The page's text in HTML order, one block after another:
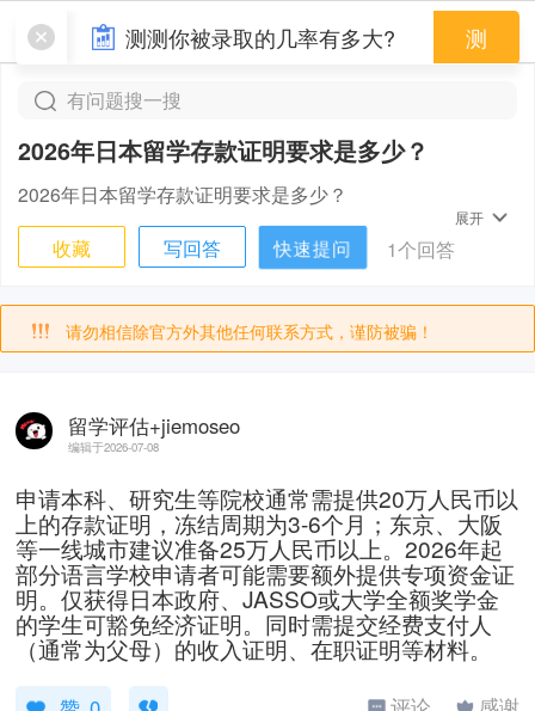
有问题搜一搜
2026年日本留学存款证明要求是多少？
2026年日本留学存款证明要求是多少？
展开
收藏 写回答 快速提问 1个回答
请勿相信除官方外其他任何联系方式，谨防被骗！
提交
留学评估+jiemoseo
编辑于2026-07-08
申请本科、研究生等院校通常需提供20万人民币以
上的存款证明，冻结周期为3-6个月；东京、大阪
等一线城市建议准备25万人民币以上。2026年起
部分语言学校申请者可能需要额外提供专项资金证
明。仅获得日本政府、JASSO或大学全额奖学金
的学生可豁免经济证明。同时需提交经费支付人
（通常为父母）的收入证明、在职证明等材料。
验证码
发送验证码
测测你被录取的几率有多大? 测